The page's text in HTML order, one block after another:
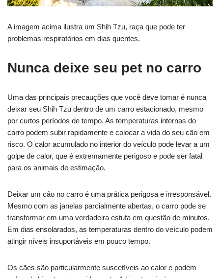
A imagem acima ilustra um Shih Tzu, raça que pode ter
problemas respiratórios em dias quentes.
Nunca deixe seu pet no carro
Uma das principais precauções que você deve tomar é nunca
deixar seu Shih Tzu dentro de um carro estacionado, mesmo
por curtos períodos de tempo. As temperaturas internas do
carro podem subir rapidamente e colocar a vida do seu cão em
risco. O calor acumulado no interior do veículo pode levar a um
golpe de calor, que é extremamente perigoso e pode ser fatal
para os animais de estimação.
Deixar um cão no carro é uma prática perigosa e irresponsável.
Mesmo com as janelas parcialmente abertas, o carro pode se
transformar em uma verdadeira estufa em questão de minutos.
Em dias ensolarados, as temperaturas dentro do veículo podem
atingir níveis insuportáveis em pouco tempo.
Os cães são particularmente suscetíveis ao calor e podem